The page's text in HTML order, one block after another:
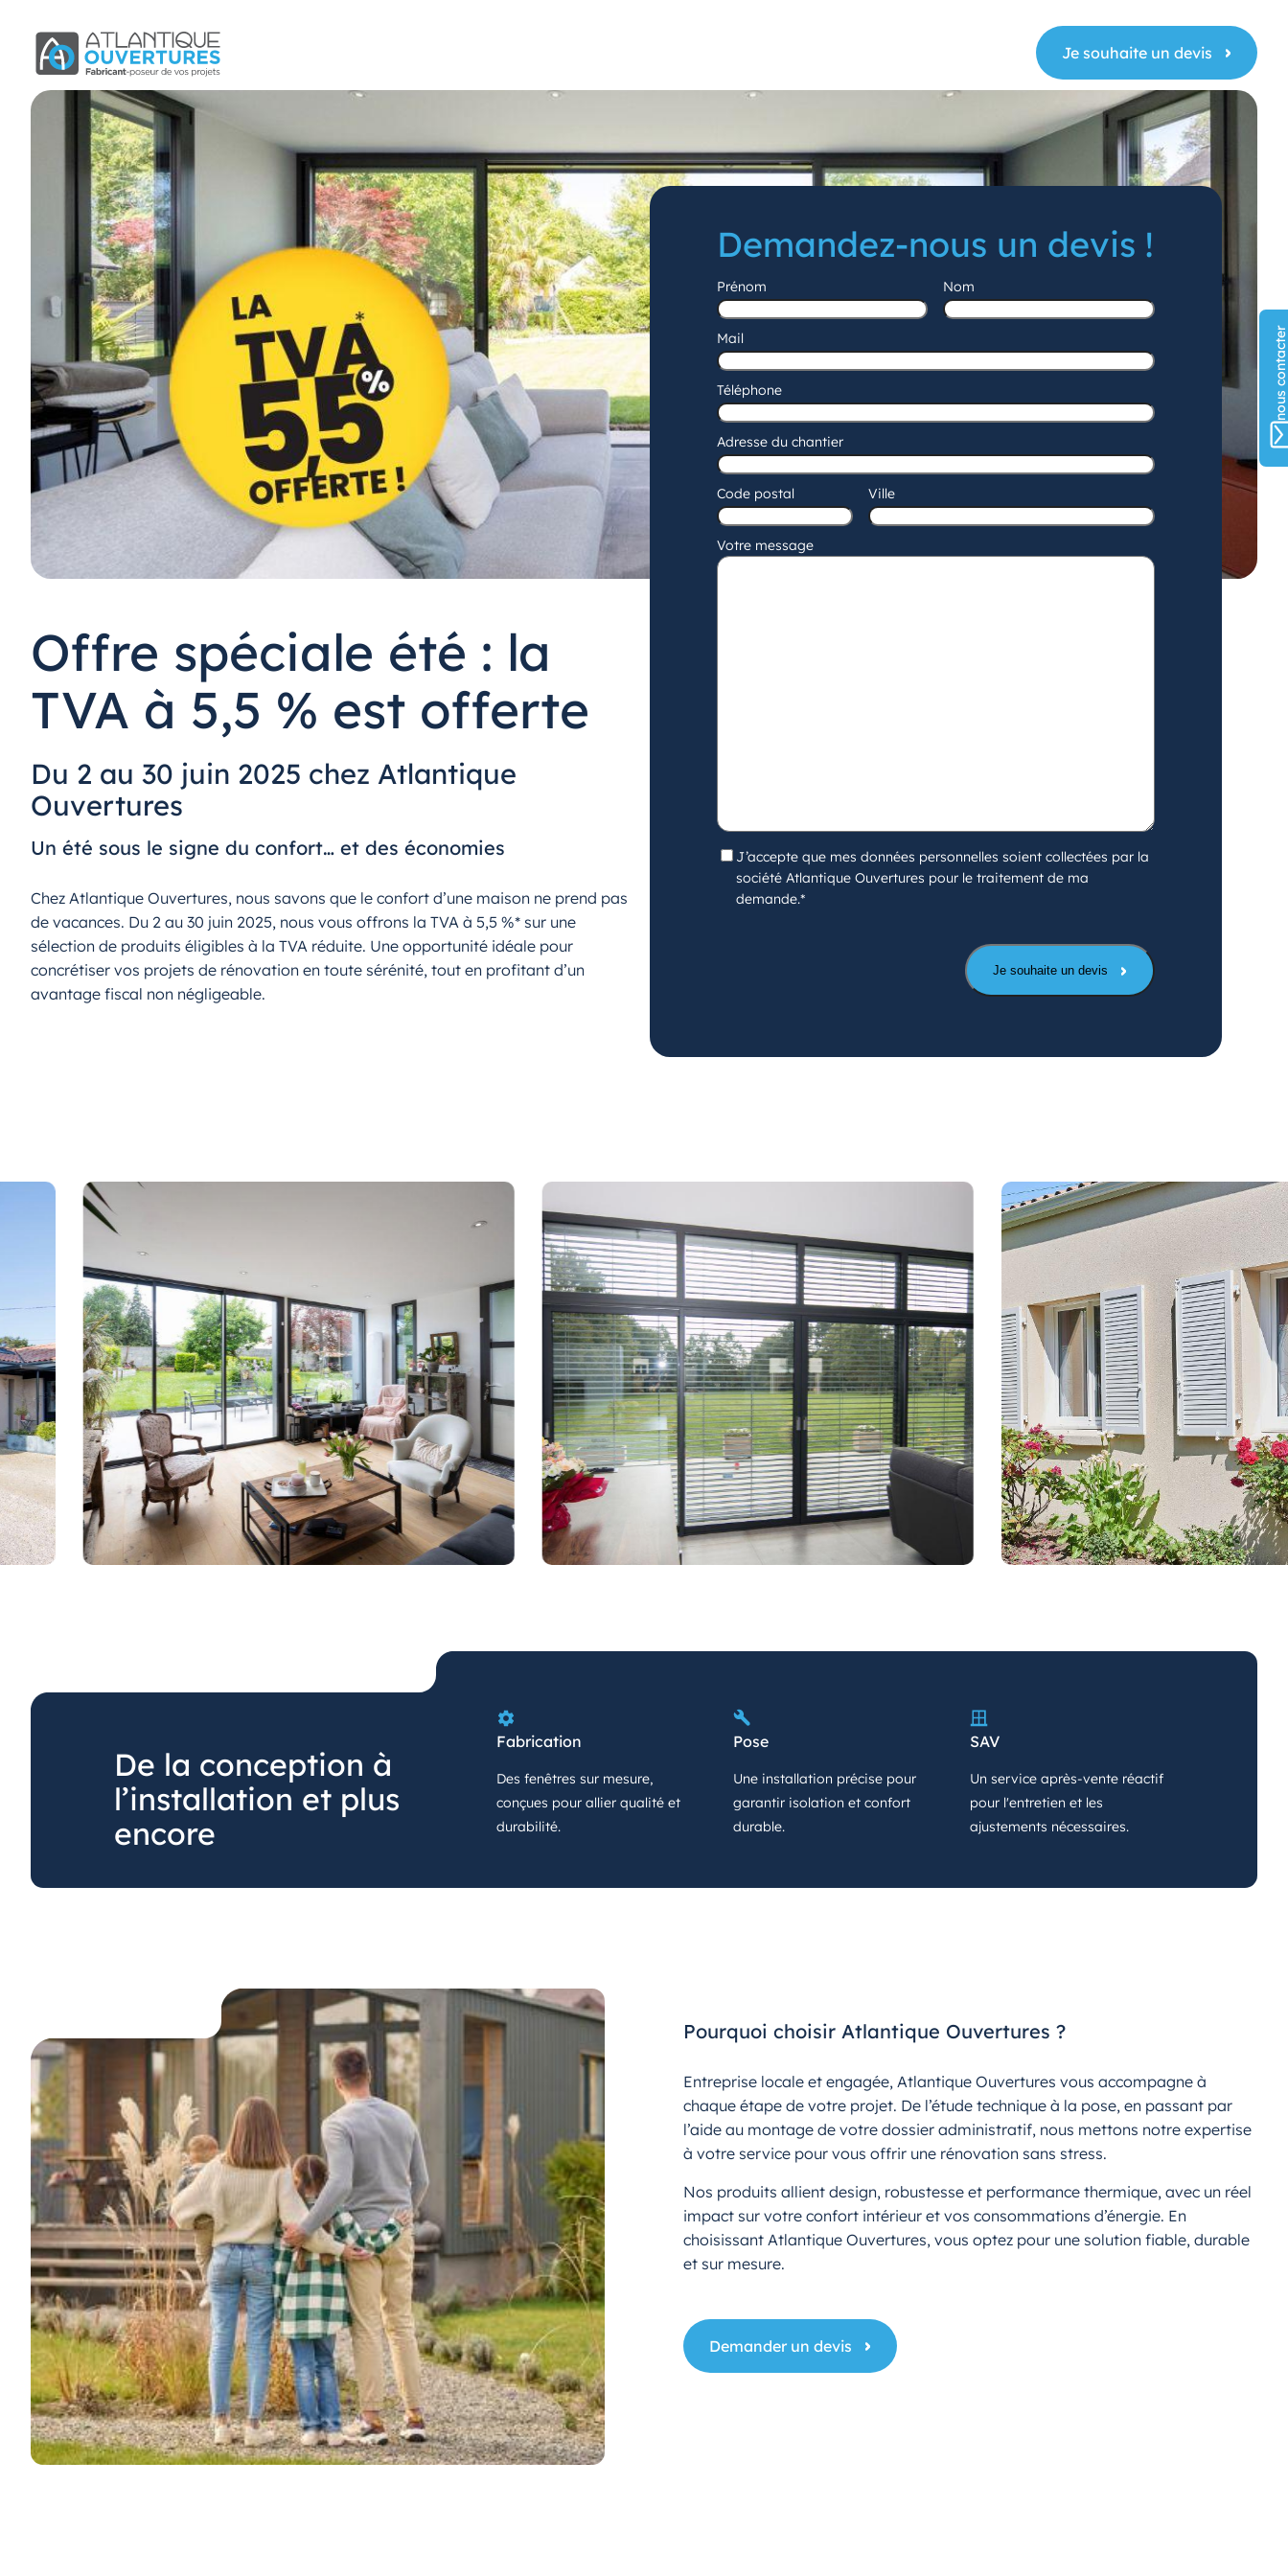
Je souhaite un devis
nous
Offre spéciale été : la
TVA à 5,5 % est offerte
Du 2 au 30 juin 2025 chez Atlantique
Ouvertures
Un été sous le signe du confort… et des économies
Chez Atlantique Ouvertures, nous savons que le confort d’une maison ne prend pas
de vacances. Du 2 au 30 juin 2025, nous vous offrons la TVA à 5,5 %* sur une
sélection de produits éligibles à la TVA réduite. Une opportunité idéale pour
concrétiser vos projets de rénovation en toute sérénité, tout en profitant d’un
avantage fiscal non négligeable.
Demandez-nous un devis !
Prénom
Prénom
Nom
Mail
Téléphone
Adresse du chantier
Adresse
postale
Code postal Ville
Votre message
(Nécessaire)
J’accepte que mes données personnelles soient collectées par la
société Atlantique Ouvertures pour le traitement de ma
demande.*
Je souhaite un devis
De la conception à
l’installation et plus
encore
Fabrication
Des fenêtres sur mesure,
conçues pour allier qualité et
durabilité.
Pose
Une installation précise pour
garantir isolation et confort
durable.
SAV
Un service après-vente réactif
pour l'entretien et les
ajustements nécessaires.
Pourquoi choisir Atlantique Ouvertures ?
Entreprise locale et engagée, Atlantique Ouvertures vous accompagne à
chaque étape de votre projet. De l’étude technique à la pose, en passant par
l’aide au montage de votre dossier administratif, nous mettons notre expertise
à votre service pour vous offrir une rénovation sans stress.
Nos produits allient design, robustesse et performance thermique, avec un réel
impact sur votre confort intérieur et vos consommations d’énergie. En
choisissant Atlantique Ouvertures, vous optez pour une solution fiable, durable
et sur mesure.
Demander un devis